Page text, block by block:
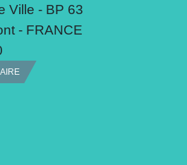
Ville - BP 63
- FRANCE